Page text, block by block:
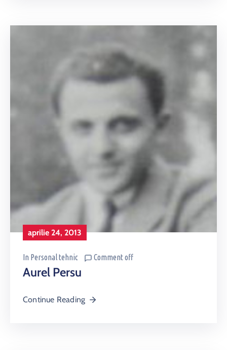
aprilie 24, 2013
In Personal tehnic Comment off
Aurel Persu
Continue Reading